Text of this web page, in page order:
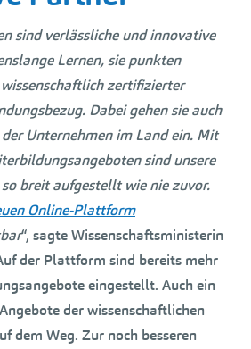
sind verlässliche und innovative
Lernen, sie punkten
zertifizierter
Dabei gehen sie auch
Unternehmen im Land ein. Mit
sind unsere
breit aufgestellt wie nie zuvor.
Online-Plattform
“, sagte Wissenschaftsministerin
der Plattform sind bereits mehr
eingestellt. Auch ein
der wissenschaftlichen
dem Weg. Zur noch besseren